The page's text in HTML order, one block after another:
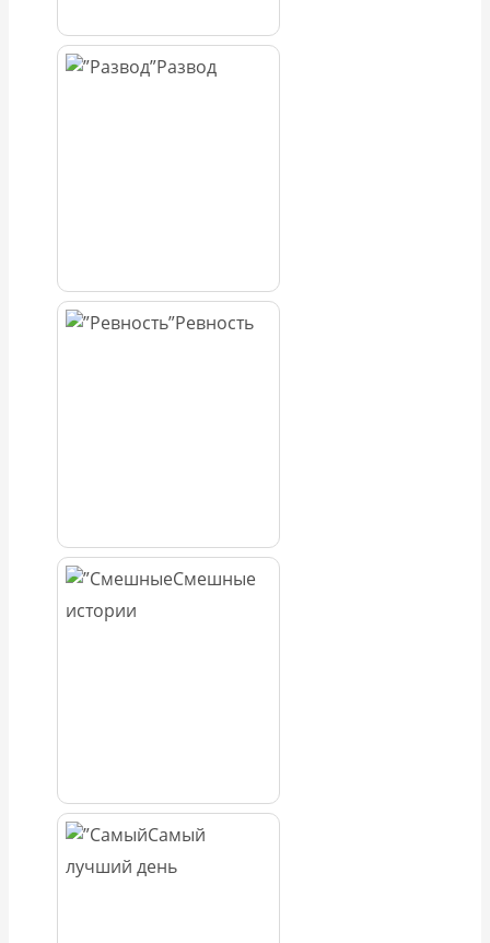
Развод
Ревность
Смешные
истории
Самый
лучший день